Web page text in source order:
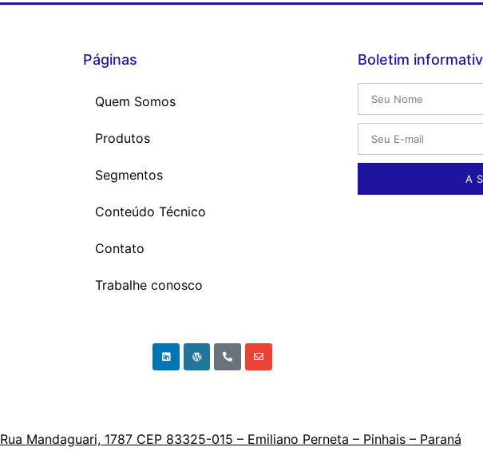
Páginas
Quem Somos
Produtos
Segmentos
Conteúdo Técnico
Contato
Trabalhe conosco
Boletim
Rua Mandaguari, 1787 CEP 83325-015 – Emiliano Perneta – Pinhais – Paraná